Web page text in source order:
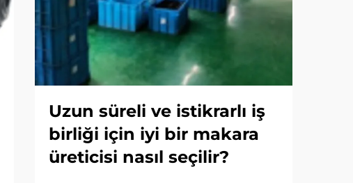
Uzun süreli ve istikrarlı iş
birliği için iyi bir makara
üreticisi nasıl seçilir?